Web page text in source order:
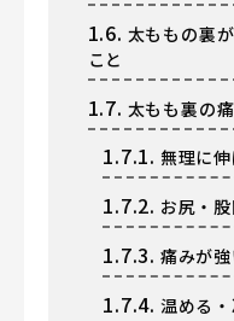
1.6. 太ももの裏
こと
1.7. 太もも裏の
1.7.1. 無理に
1.7.2. お尻・
1.7.3. 痛みが
1.7.4. 温める